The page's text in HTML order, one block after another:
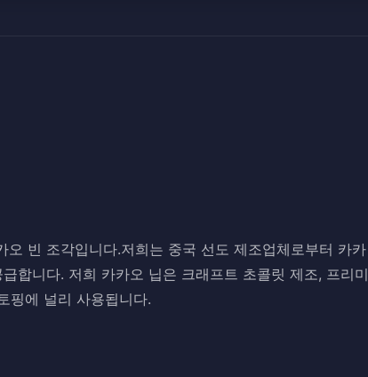
빈 조각입니다.저희는 중국 선도 제조업체로부터 카카
합니다. 저희 카카오 닙은 크래프트 초콜릿 제조, 프리미
핑에 널리 사용됩니다.